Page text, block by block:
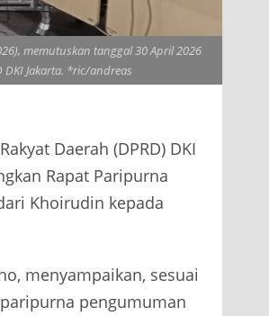
memutuskan tanggal 30 April 2026
DKI Jakarta. *ric/andreas
Daerah (DPRD) DKI
Rapat Paripurna
Khoirudin kepada
menyampaikan, sesuai
paripurna pengumuman